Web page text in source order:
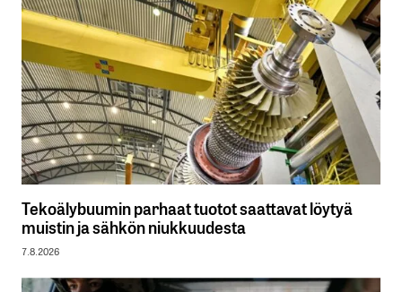
Tekoälybuumin parhaat tuotot saattavat löytyä
muistin ja sähkön niukkuudesta
7.8.2026